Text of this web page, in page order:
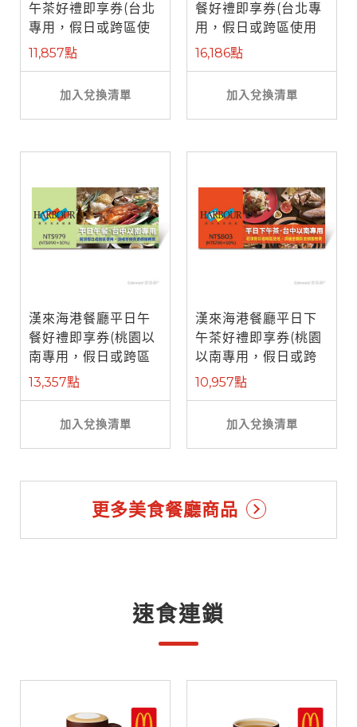
午茶好禮即享券(台北
專用，假日或跨區使
用需補差額)
11,857點
加入兌換清單
餐好禮即享券(台北專
用，假日或跨區使用
需補差額)
16,186點
加入兌換清單
漢來海港餐廳平日午
餐好禮即享券(桃園以
南專用，假日或跨區
使用補需差 ...
13,357點
加入兌換清單
漢來海港餐廳平日下
午茶好禮即享券(桃園
以南專用，假日或跨
區使用補需 ...
10,957點
加入兌換清單
更多美食餐廳商品
速食連鎖